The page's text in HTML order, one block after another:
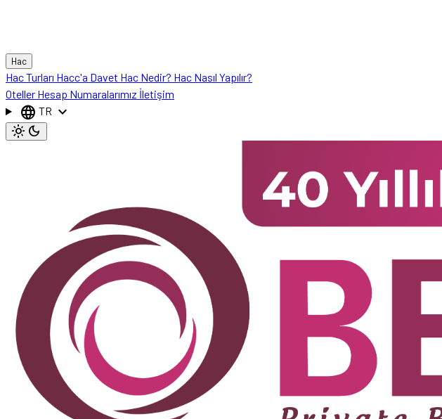
Hac
Hac Turları Hacc'a Davet Hac Nedir? Hac Nasıl Yapılır?
Oteller Hesap Numaralarımız İletişim
language TR expand_more
light_mode dark_mode